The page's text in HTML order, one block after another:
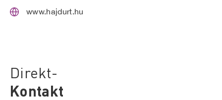
www.hajdurt.hu
Direkt-
Kontakt